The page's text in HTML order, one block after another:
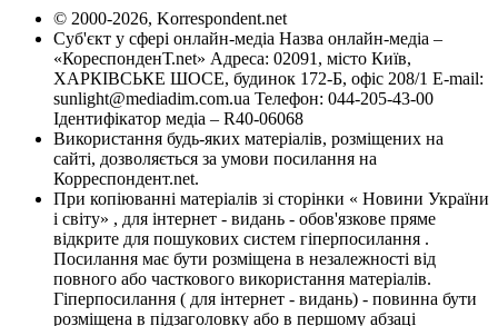
© 2000-2026, Korrespondent.net
Суб'єкт у сфері онлайн-медіа Назва онлайн-медіа –
«КореспонденТ.net» Адреса: 02091, місто Київ,
ХАРКІВСЬКЕ ШОСЕ, будинок 172-Б, офіс 208/1 E-mail:
sunlight@mediadim.com.ua Телефон: 044-205-43-00
Ідентифікатор медіа – R40-06068
Використання будь-яких матеріалів, розміщених на
сайті, дозволяється за умови посилання на
Корреспондент.net.
При копіюванні матеріалів зі сторінки « Новини України
і світу» , для інтернет - видань - обов'язкове пряме
відкрите для пошукових систем гіперпосилання .
Посилання має бути розміщена в незалежності від
повного або часткового використання матеріалів.
Гіперпосилання ( для інтернет - видань) - повинна бути
розміщена в підзаголовку або в першому абзаці